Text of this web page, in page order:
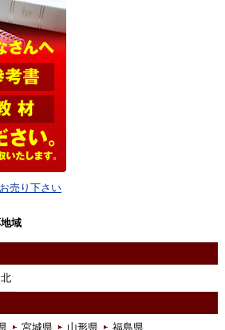
売り下さい
域
宮城県 山形県 福島県